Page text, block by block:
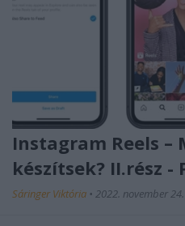
Instagram Reels
készítsek? II.rész -
Sáringer Viktória • 2022. november 24.